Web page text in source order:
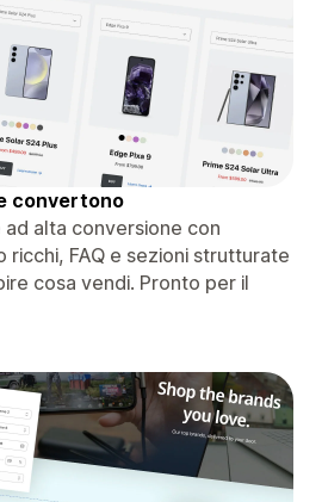
convertono
alta conversione con
FAQ e sezioni strutturate
cosa vendi. Pronto per il